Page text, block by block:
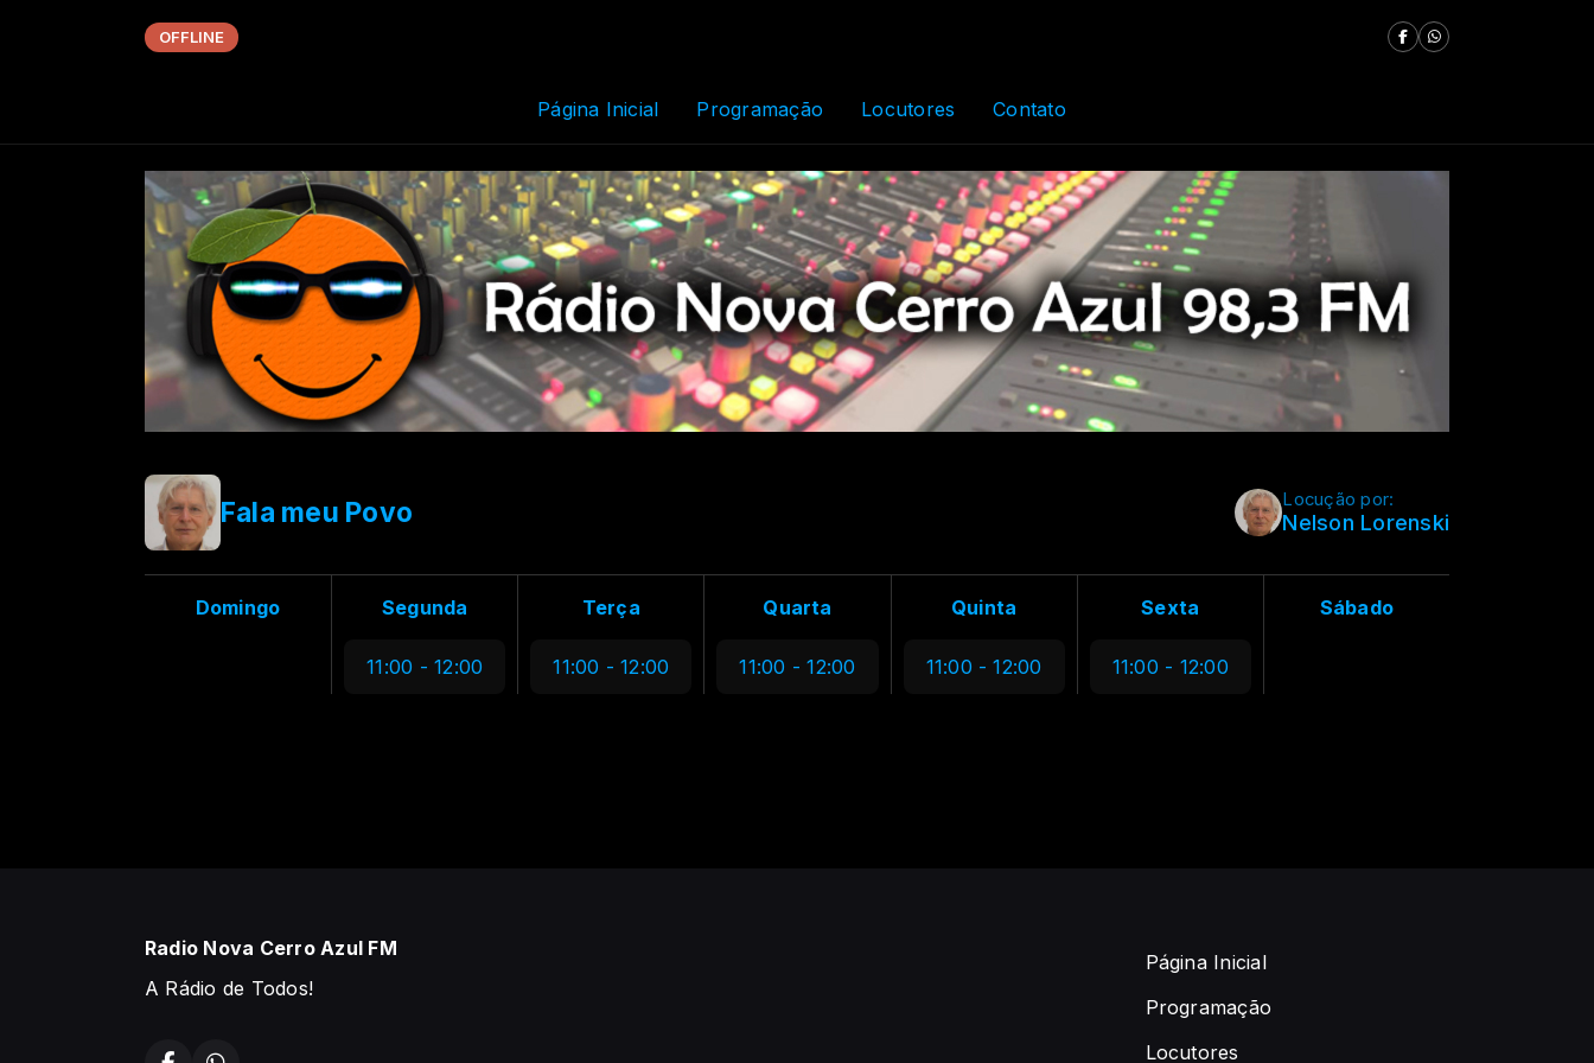
OFFLINE
Página Inicial Programação Locutores Contato
Fala meu Povo Locução por:
Nelson Lorenski
Domingo Segunda
11:00 - 12:00
Terça
11:00 - 12:00
Quarta
11:00 - 12:00
Quinta
11:00 - 12:00
Sexta
11:00 - 12:00
Sábado
Radio Nova Cerro Azul FM
A Rádio de Todos!
Página Inicial
Programação
Locutores